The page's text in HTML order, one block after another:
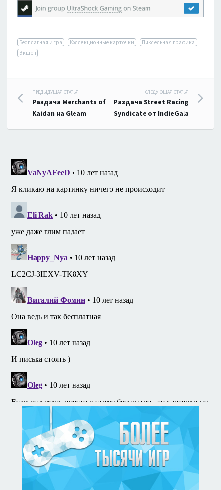
Бесплатная игра Коллекционные карточки
Пиксельная графика
Экшен
Навигация
по
записям
ПРЕДЫДУЩАЯ СТАТЬЯ
Раздача Merchants of
Kaidan на Gleam
СЛЕДУЮЩАЯ СТАТЬЯ
Раздача Street Racing
Syndicate от IndieGala